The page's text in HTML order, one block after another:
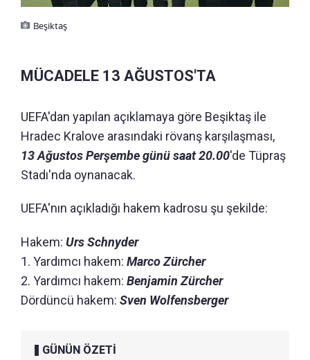
Beşiktaş
MÜCADELE 13 AĞUSTOS'TA
UEFA'dan yapılan açıklamaya göre Beşiktaş ile
Hradec Kralove arasındaki rövanş karşılaşması,
13 Ağustos Perşembe günü saat 20.00'de Tüpraş
Stadı'nda oynanacak.
UEFA'nın açıkladığı hakem kadrosu şu şekilde:
Hakem: Urs Schnyder
1. Yardımcı hakem: Marco Zürcher
2. Yardımcı hakem: Benjamin Zürcher
Dördüncü hakem: Sven Wolfensberger
GÜNÜN ÖZETİ